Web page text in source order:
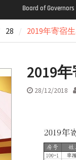
Board of Governors
28 2019年寄宿
2019
28/12/2018